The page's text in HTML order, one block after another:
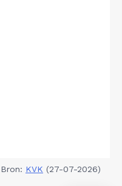
Bron: KVK (27-07-2026)